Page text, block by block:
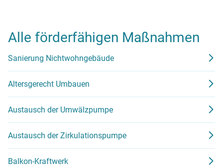
Alle förderfähigen Maßnahmen
Sanierung Nichtwohngebäude
Altersgerecht Umbauen
Austausch der Umwälzpumpe
Austausch der Zirkulationspumpe
Balkon-Kraftwerk